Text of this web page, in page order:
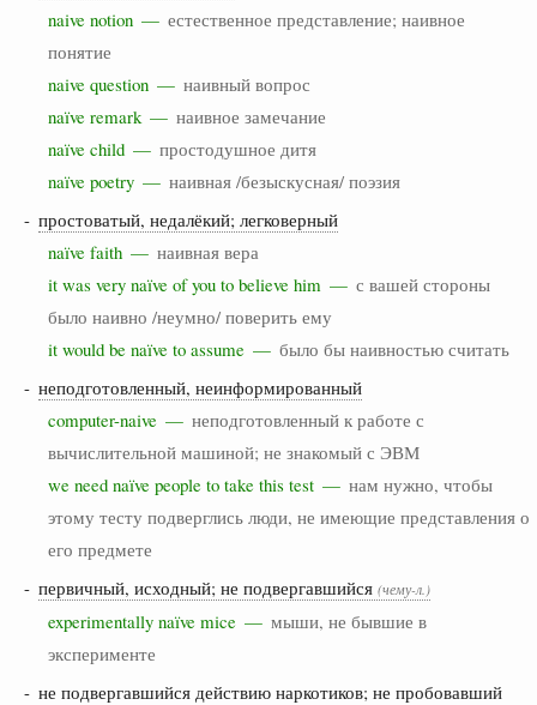
naive notion — естественное представление; наивное
понятие
naive question — наивный вопрос
naïve remark — наивное замечание
naïve child — простодушное дитя
naïve poetry — наивная /безыскусная/ поэзия
- простоватый, недалёкий; легковерный
naïve faith — наивная вера
it was very naïve of you to believe him — с вашей стороны
было наивно /неумно/ поверить ему
it would be naïve to assume — было бы наивностью считать
- неподготовленный, неинформированный
computer-naive — неподготовленный к работе с
вычислительной машиной; не знакомый с ЭВМ
we need naïve people to take this test — нам нужно, чтобы
этому тесту подверглись люди, не имеющие представления о
его предмете
- первичный, исходный; не подвергавшийся (чему-л.)
experimentally naïve mice — мыши, не бывшие в
эксперименте
- не подвергавшийся действию наркотиков; не пробовавший